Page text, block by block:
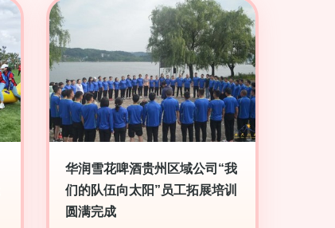
华润雪花啤酒贵州区域公司“我
们的队伍向太阳”员工拓展培训
圆满完成